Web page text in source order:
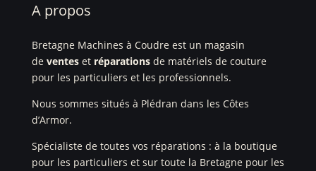
A propos
Bretagne Machines à Coudre est un magasin
de ventes et réparations de matériels de couture
pour les particuliers et les professionnels.
Nous sommes situés à Plédran dans les Côtes
d’Armor.
Spécialiste de toutes vos réparations : à la boutique
pour les particuliers et sur toute la Bretagne pour les